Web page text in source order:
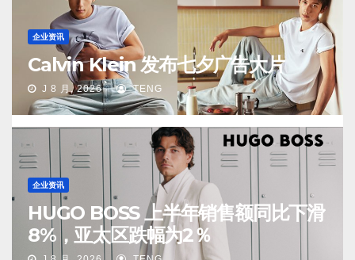
企业资讯
Calvin Klein 发布七夕广告大片
J 8 月, 2026 TENG
企业资讯
HUGO BOSS 上半年销售额同比下滑
8%，亚太区跌幅为2％